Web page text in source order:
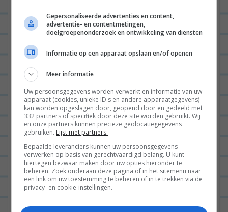
Gepersonaliseerde advertenties en content,
advertentie- en contentmetingen,
doelgroepenonderzoek en ontwikkeling van diensten
Informatie op een apparaat opslaan en/of openen
Meer informatie
Uw persoonsgegevens worden verwerkt en informatie van uw
apparaat (cookies, unieke ID's en andere apparaatgegevens)
kan worden opgeslagen door, geopend door en gedeeld met
332 partners of specifiek door deze site worden gebruikt. Wij
en onze partners kunnen precieze geolocatiegegevens
gebruiken. Lijst met partners.
Bepaalde leveranciers kunnen uw persoonsgegevens
verwerken op basis van gerechtvaardigd belang. U kunt
hiertegen bezwaar maken door uw opties hieronder te
beheren. Zoek onderaan deze pagina of in het sitemenu naar
een link om uw toestemming te beheren of in te trekken via de
privacy- en cookie-instellingen.